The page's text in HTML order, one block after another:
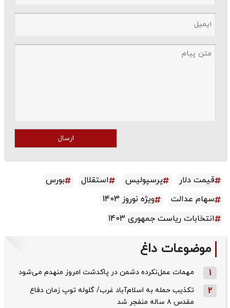
ارسال
قیمت دلار پرسپولیس استقلال
بورس
سهام عدالت
ویژه نوروز 1403
انتخابات ریاست جمهوری 1403
موضوعات داغ
1 مهمات عمل‌نکرده دشمن در پاکدشت امروز منهدم می‌شود
2
تکذیب حمله به اسلام‌آباد غرب/ گلوله توپ زمان دفاع
مقدس ۸ ساله منفجر شد